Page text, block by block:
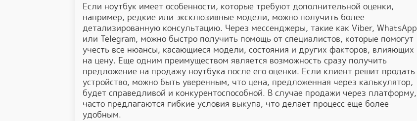
Если ноутбук имеет особенности, которые требуют дополнительной оценки,
например, редкие или эксклюзивные модели, можно получить более
детализированную консультацию. Через мессенджеры, такие как Viber, WhatsApp
или Telegram, можно быстро получить помощь от специалистов, которые помогут
учесть все нюансы, касающиеся модели, состояния и других факторов, влияющих
на цену. Еще одним преимуществом является возможность сразу получить
предложение на продажу ноутбука после его оценки. Если клиент решит продать
устройство, можно быть уверенным, что цена, предложенная через калькулятор,
будет справедливой и конкурентоспособной. В случае продажи через платформу,
часто предлагаются гибкие условия выкупа, что делает процесс еще более
удобным.